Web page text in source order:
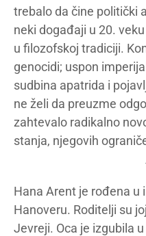
trebalo da čine politički
neki događaji u 20.
u filozofskoj tradiciji.
genocidi; uspon
sudbina apatrida i
ne želi da preuzme
zahtevalo radikalno
stanja, njegovih
Hana Arent je rođena u
Hanoveru. Roditelji su
Jevreji. Oca je izgubila